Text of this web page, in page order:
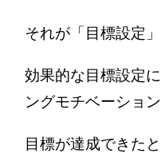
それが「目標設定」
効果的な目標設定
ングモチベーショ
目標が達成できた